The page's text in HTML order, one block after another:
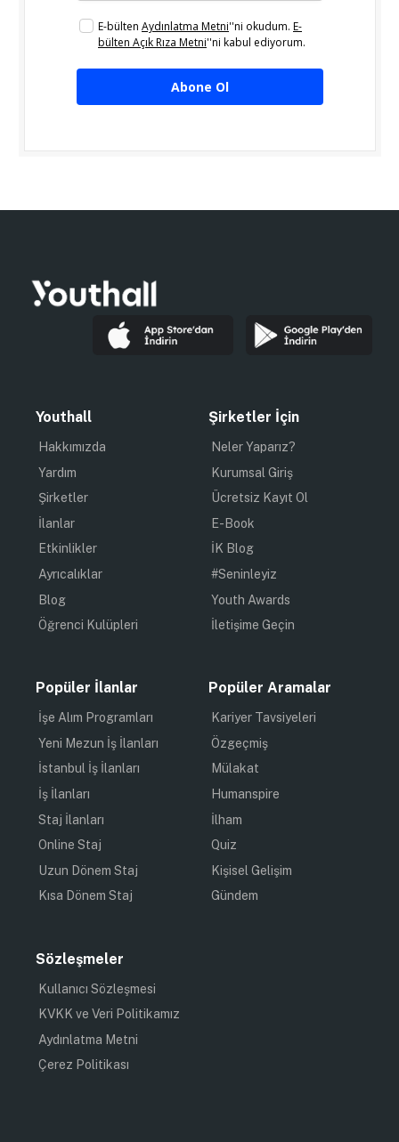
E-bülten Aydınlatma Metni''ni okudum. E-
bülten Açık Rıza Metni''ni kabul ediyorum.
Abone Ol
Youthall
Hakkımızda
Yardım
Şirketler
İlanlar
Etkinlikler
Ayrıcalıklar
Blog
Öğrenci Kulüpleri
Şirketler İçin
Neler Yaparız?
Kurumsal Giriş
Ücretsiz Kayıt Ol
E-Book
İK Blog
#Seninleyiz
Youth Awards
İletişime Geçin
Popüler İlanlar
İşe Alım Programları
Yeni Mezun İş İlanları
İstanbul İş İlanları
İş İlanları
Staj İlanları
Online Staj
Uzun Dönem Staj
Kısa Dönem Staj
Popüler Aramalar
Kariyer Tavsiyeleri
Özgeçmiş
Mülakat
Humanspire
İlham
Quiz
Kişisel Gelişim
Gündem
Sözleşmeler
Kullanıcı Sözleşmesi
KVKK ve Veri Politikamız
Aydınlatma Metni
Çerez Politikası